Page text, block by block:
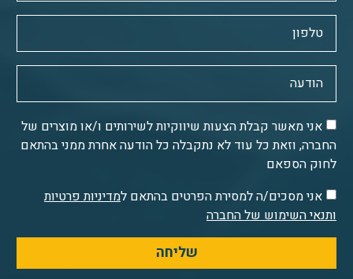
אני מאשר קבלת הצעות שיווקיות לשירותים ו/או מוצרים של
החברה, וזאת כל עוד לא נתקבלה כל הודעה אחרת ממני בהתאם
לחוק הספאם
אני מסכים/ה למסירת הפרטים בהתאם למדיניות פרטיות
ותנאי השימוש של החברה
שליחה